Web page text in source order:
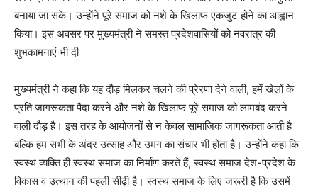
बनाया जा सके। उन्होंने पूरे समाज को नशे के खिलाफ एकजुट होने का आह्वान
किया। इस अवसर पर मुख्यमंत्री ने समस्त प्रदेशवासियों को नवरात्र की
शुभकामनाएं भी दी
मुख्यमंत्री ने कहा कि यह दौड़ मिलकर चलने की प्रेरणा देने वाली, हमें खेलों के
प्रति जागरूकता पैदा करने और नशे के खिलाफ पूरे समाज को लामबंद करने
वाली दौड़ है। इस तरह के आयोजनों से न केवल सामाजिक जागरूकता आती है
बल्कि हम सभी के अंदर उत्साह और उमंग का संचार भी होता है। उन्होंने कहा कि
स्वस्थ व्यक्ति ही स्वस्थ समाज का निर्माण करते हैं, स्वस्थ समाज देश-प्रदेश के
विकास व उत्थान की पहली सीढ़ी है। स्वस्थ समाज के लिए जरूरी है कि उसमें